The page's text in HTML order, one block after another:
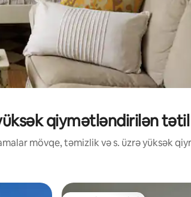
qiymətləndirilən
mövqe, təmizlik və s. üzrə yüksək